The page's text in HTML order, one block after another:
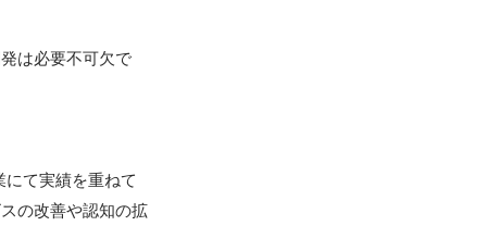
は必要不可欠で
て実績を重ねて
の改善や認知の拡